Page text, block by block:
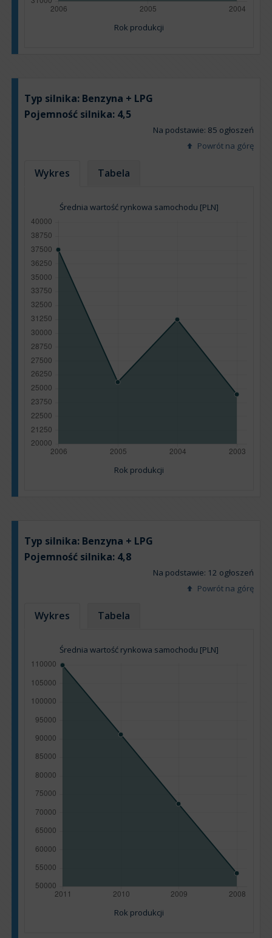
Rok produkcji
Typ silnika: Benzyna + LPG
Pojemność silnika: 4,5
Na podstawie: 85 ogłoszeń
Powrót na górę
Wykres Tabela
Średnia wartość rynkowa samochodu [PLN]
Rok produkcji
Typ silnika: Benzyna + LPG
Pojemność silnika: 4,8
Na podstawie: 12 ogłoszeń
Powrót na górę
Wykres Tabela
Średnia wartość rynkowa samochodu [PLN]
Rok produkcji